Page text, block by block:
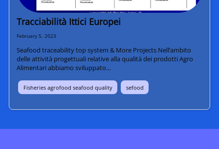
Tracciabilità Ittici Europei
February 5, 2023
Seafood traceability top system & More Projects Nell’ambito
delle attività progettuali relative alla qualità dei prodotti Agro
Alimentari abbiamo sviluppato…
Fisheries agrofood seafood quality sefood